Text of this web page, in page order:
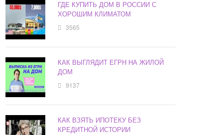
ГДЕ КУПИТЬ ДОМ В РОССИИ С
ХОРОШИМ КЛИМАТОМ
3565
КАК ВЫГЛЯДИТ ЕГРН НА ЖИЛОЙ
ДОМ
9137
КАК ВЗЯТЬ ИПОТЕКУ БЕЗ
КРЕДИТНОЙ ИСТОРИИ